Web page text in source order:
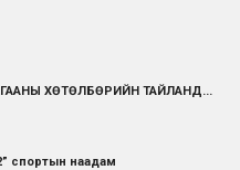
ХӨТӨЛБӨРИЙН ТАЙЛАНД...
спортын наадам